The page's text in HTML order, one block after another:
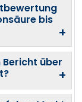
bis
+
über
+